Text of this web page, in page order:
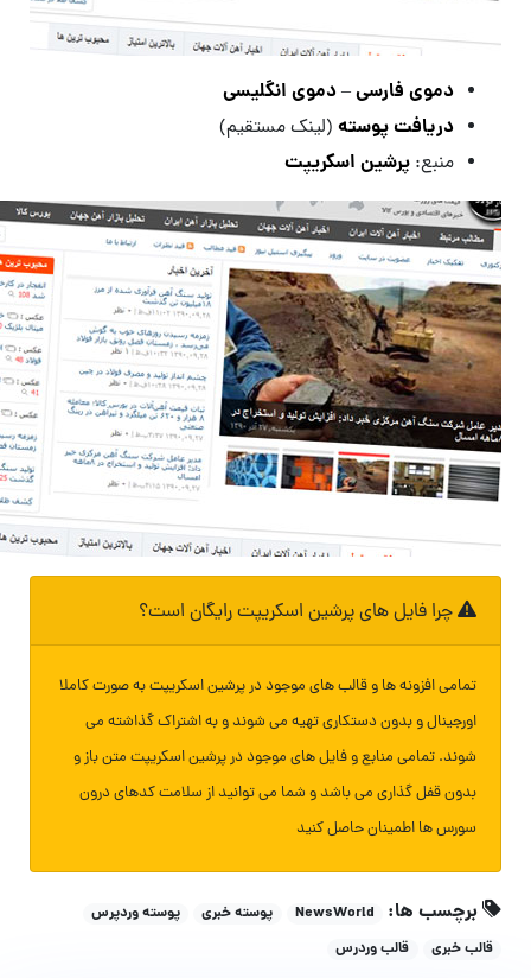
دموی فارسی–دموی انگلیسی
دریافت پوسته(لینک مستقیم)
منبع:پرشین اسکریپت
چرا فایل های پرشین اسکریپت رایگان است؟
تمامی افزونه ها و قالب های موجود در پرشین اسکریپت به صورت کاملا
اورجینال و بدون دستکاری تهیه می شوند و به اشتراک گذاشته می
شوند. تمامی منابع و فایل های موجود در پرشین اسکریپت متن باز و
بدون قفل گذاری می باشد و شما می توانید از سلامت کدهای درون
سورس ها اطمینان حاصل کنید
برچسب ها: NewsWorld پوسته خبری
پوسته وردپرس
قالب خبری
قالب وردرس